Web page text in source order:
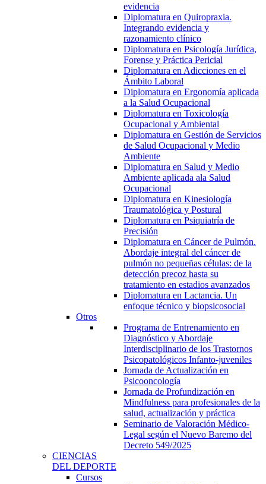
evidencia
Diplomatura en Quiropraxia.
Integrando evidencia y
razonamiento clínico
Diplomatura en Psicología Jurídica,
Forense y Práctica Pericial
Diplomatura en Adicciones en el
Ámbito Laboral
Diplomatura en Ergonomía aplicada
a la Salud Ocupacional
Diplomatura en Toxicología
Ocupacional y Ambiental
Diplomatura en Gestión de Servicios
de Salud Ocupacional y Medio
Ambiente
Diplomatura en Salud y Medio
Ambiente aplicada ala Salud
Ocupacional
Diplomatura en Kinesiología
Traumatológica y Postural
Diplomatura en Psiquiatría de
Precisión
Diplomatura en Cáncer de Pulmón.
Abordaje integral del cáncer de
pulmón no pequeñas células: de la
detección precoz hasta su
tratamiento en estadios avanzados
Diplomatura en Lactancia. Un
enfoque técnico y biopsicosocial
Otros
Programa de Entrenamiento en
Diagnóstico y Abordaje
Interdisciplinario de los Trastornos
Psicopatológicos Infanto-juveniles
Jornada de Actualización en
Psicooncología
Jornada de Profundización en
Mindfulness para profesionales de la
salud, actualización y práctica
Seminario de Valoración Médico-
Legal según el Nuevo Baremo del
Decreto 549/2025
CIENCIAS
DEL DEPORTE
Cursos